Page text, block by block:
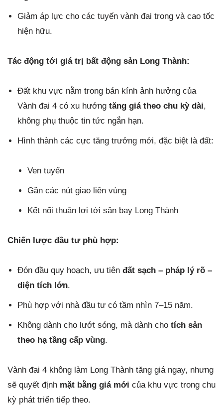
Giảm áp lực cho các tuyến vành đai trong và cao tốc
hiện hữu.
Tác động tới giá trị bất động sản Long Thành:
Đất khu vực nằm trong bán kính ảnh hưởng của
Vành đai 4 có xu hướng tăng giá theo chu kỳ dài,
không phụ thuộc tin tức ngắn hạn.
Hình thành các cực tăng trưởng mới, đặc biệt là đất:
Ven tuyến
Gần các nút giao liên vùng
Kết nối thuận lợi tới sân bay Long Thành
Chiến lược đầu tư phù hợp:
Đón đầu quy hoạch, ưu tiên đất sạch – pháp lý rõ –
diện tích lớn.
Phù hợp với nhà đầu tư có tầm nhìn 7–15 năm.
Không dành cho lướt sóng, mà dành cho tích sản
theo hạ tầng cấp vùng.
Vành đai 4 không làm Long Thành tăng giá ngay, nhưng
sẽ quyết định mặt bằng giá mới của khu vực trong chu
kỳ phát triển tiếp theo.